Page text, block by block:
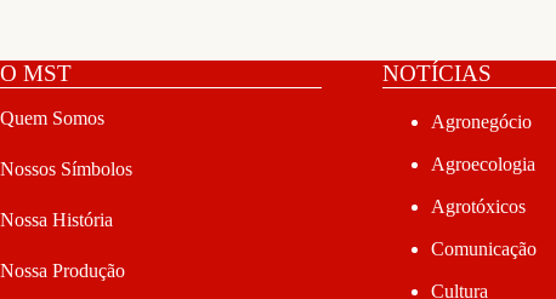
O MST
Quem Somos
Nossos Símbolos
Nossa História
Nossa Produção
NOTÍCIAS
Agronegócio
Agroecologia
Agrotóxicos
Comunicação
Cultura